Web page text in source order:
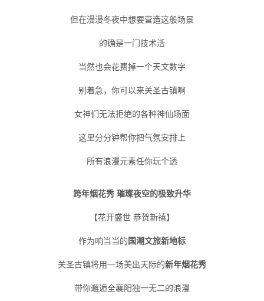
但在漫漫冬夜中想要营造这般场景
的确是一门技术活
当然也会花费掉一个天文数字
别着急，你可以来关圣古镇啊
女神们无法拒绝的各种神仙场面
这里分分钟帮你把气氛安排上
所有浪漫元素任你玩个透
跨年烟花秀 璀璨夜空的极致升华
【花开盛世 恭贺新禧】
作为响当当的国潮文旅新地标
关圣古镇将用一场美出天际的新年烟花秀
带你邂逅全襄阳独一无二的浪漫